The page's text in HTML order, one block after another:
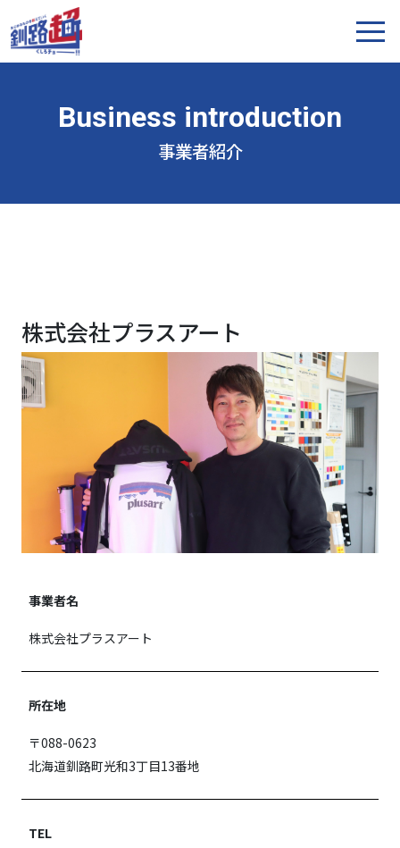
事業者紹介
株式会社プラスアート
事業者名
株式会社プラスアート
所在地
〒088-0623
北海道釧路町光和3丁目13番地
TEL